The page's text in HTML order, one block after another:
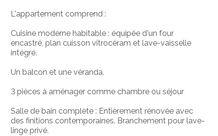
L'appartement comprend :
Cuisine moderne habitable : équipée d'un four
encastré, plan cuisson vitrocéram et lave-vaisselle
intégré.
Un balcon et une véranda.
3 pièces à aménager comme chambre ou séjour
Salle de bain complète : Entièrement rénovée avec
des finitions contemporaines. Branchement pour lave-
linge privé.